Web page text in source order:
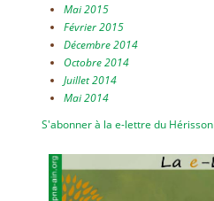
Mai 2015
Février 2015
Décembre 2014
Octobre 2014
Juillet 2014
Mai 2014
S'abonner à la e-lettre du Hérisson